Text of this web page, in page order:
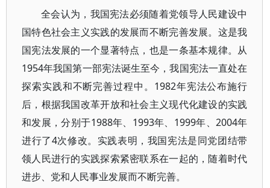
全会认为，我国宪法必须随着党领导人民建设中
国特色社会主义实践的发展而不断完善发展。这是我
国宪法发展的一个显著特点，也是一条基本规律。从
1954年我国第一部宪法诞生至今，我国宪法一直处在
探索实践和不断完善过程中。1982年宪法公布施行
后，根据我国改革开放和社会主义现代化建设的实践
和发展，分别于1988年、1993年、1999年、2004年
进行了4次修改。实践表明，我国宪法是同党团结带
领人民进行的实践探索紧密联系在一起的，随着时代
进步、党和人民事业发展而不断完善。